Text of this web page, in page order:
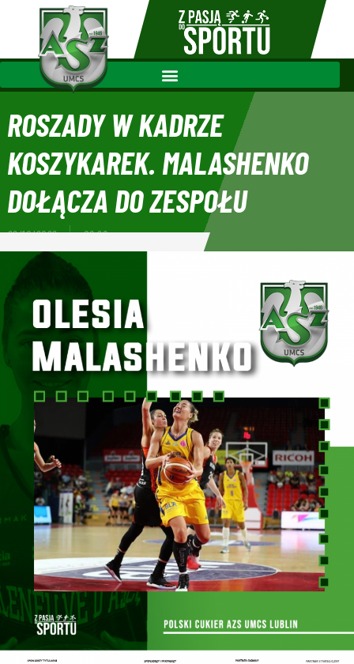
ROSZADY W KADRZE
KOSZYKAREK. MALASHENKO
DOŁĄCZA DO ZESPOŁU
22/10/2022 06:28